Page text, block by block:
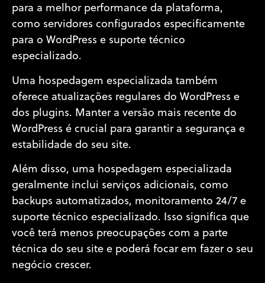
para a melhor performance da plataforma,
como servidores configurados especificamente
para o WordPress e suporte técnico
especializado.
Uma hospedagem especializada também
oferece atualizações regulares do WordPress e
dos plugins. Manter a versão mais recente do
WordPress é crucial para garantir a segurança e
estabilidade do seu site.
Além disso, uma hospedagem especializada
geralmente inclui serviços adicionais, como
backups automatizados, monitoramento 24/7 e
suporte técnico especializado. Isso significa que
você terá menos preocupações com a parte
técnica do seu site e poderá focar em fazer o seu
negócio crescer.